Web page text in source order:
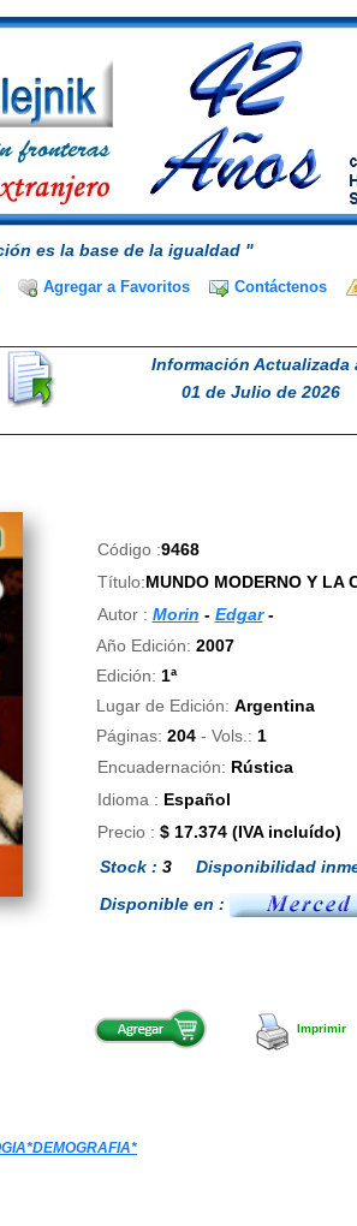
es la base de la igualdad "
Agregar a Favoritos Contáctenos
Información Actualizada
01 de Julio de 2026
Código :9468
Título:MUNDO MODERNO Y LA
Autor : Morin - Edgar -
Año Edición: 2007
Edición: 1ª
Lugar de Edición: Argentina
Páginas: 204- Vols.: 1
Encuadernación: Rústica
Idioma : Español
Precio : $ 17.374 (IVA incluído)
Stock : 3Disponibilidad
Disponible en :
Imprimir